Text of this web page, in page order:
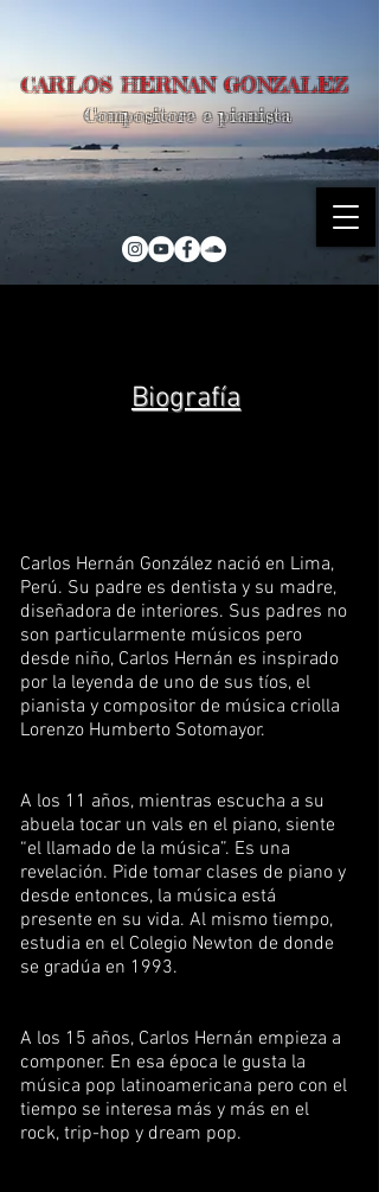
CARLOS HERNAN GONZALEZ
Compositore e pianista
Biografía
Carlos Hernán González nació en Lima,
Perú. Su padre es dentista y su madre,
diseñadora de interiores. Sus padres no
son particularmente músicos pero
desde niño, Carlos Hernán es inspirado
por la leyenda de uno de sus tíos, el
pianista y compositor de música criolla
Lorenzo Humberto Sotomayor.
A los 11 años, mientras escucha a su
abuela tocar un vals en el piano, siente
“el llamado de la música”. Es una
revelación. Pide tomar clases de piano y
desde entonces, la música está
presente en su vida. Al mismo tiempo,
estudia en el Colegio Newton de donde
se gradúa en 1993.
A los 15 años, Carlos Hernán empieza a
componer. En esa época le gusta la
música pop latinoamericana pero con el
tiempo se interesa más y más en el
rock, trip-hop y dream pop.